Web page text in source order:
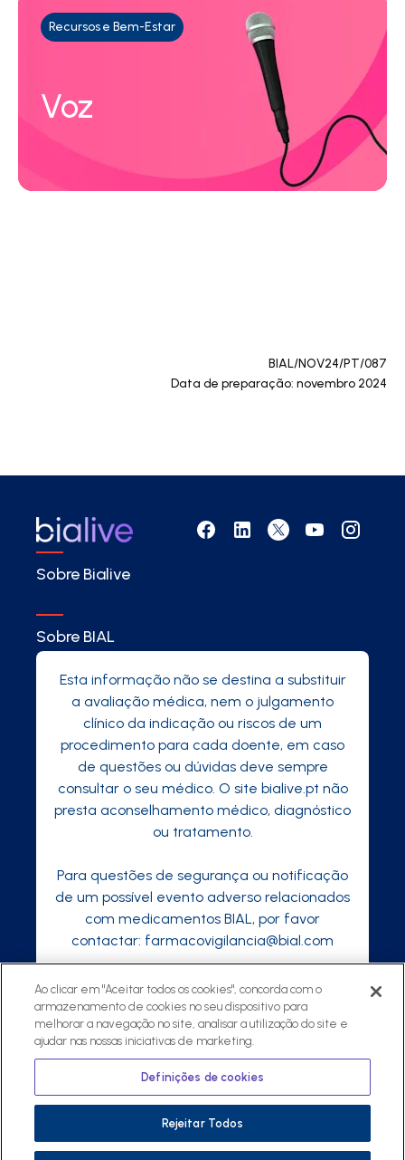
Recursos e Bem-Estar
Voz
BIAL/NOV24/PT/087
Data de preparação: novembro 2024
Sobre Bialive
Sobre BIAL
Esta informação não se destina a substituir
a avaliação médica, nem o julgamento
clínico da indicação ou riscos de um
procedimento para cada doente, em caso
de questões ou dúvidas deve sempre
consultar o seu médico. O site bialive.pt não
presta aconselhamento médico, diagnóstico
ou tratamento.
Para questões de segurança ou notificação
de um possível evento adverso relacionados
com medicamentos BIAL, por favor
contactar: farmacovigilancia@bial.com
©2026 ® Todos os direitos reservados
Política de PrivacidadeRegulamento
Política Privacidade para Profissionais de
Saúde
Ao clicar em "Aceitar todos os cookies", concorda com o
armazenamento de cookies no seu dispositivo para
melhorar a navegação no site, analisar a utilização do site e
ajudar nas nossas iniciativas de marketing.
Definições de cookies
Rejeitar Todos